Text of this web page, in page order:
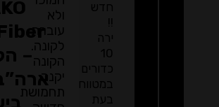
חדש
!!
ירה
10
כדורים
במטווח
בעת
ולא
עוברת
לקונה.
הקונה
יקנה
תחמושת
–